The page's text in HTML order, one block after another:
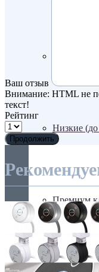
Низкие
Премиум
Ваш отзыв
Внимание: HTML не
текст!
Рейтинг
Продолжить